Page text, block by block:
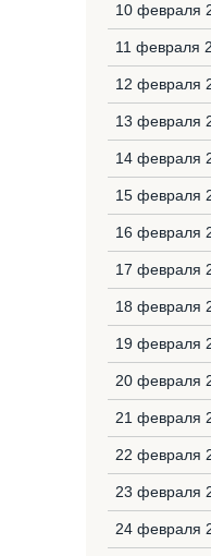
10 февраля
11 февраля
12 февраля
13 февраля
14 февраля
15 февраля
16 февраля
17 февраля
18 февраля
19 февраля
20 февраля
21 февраля
22 февраля
23 февраля
24 февраля